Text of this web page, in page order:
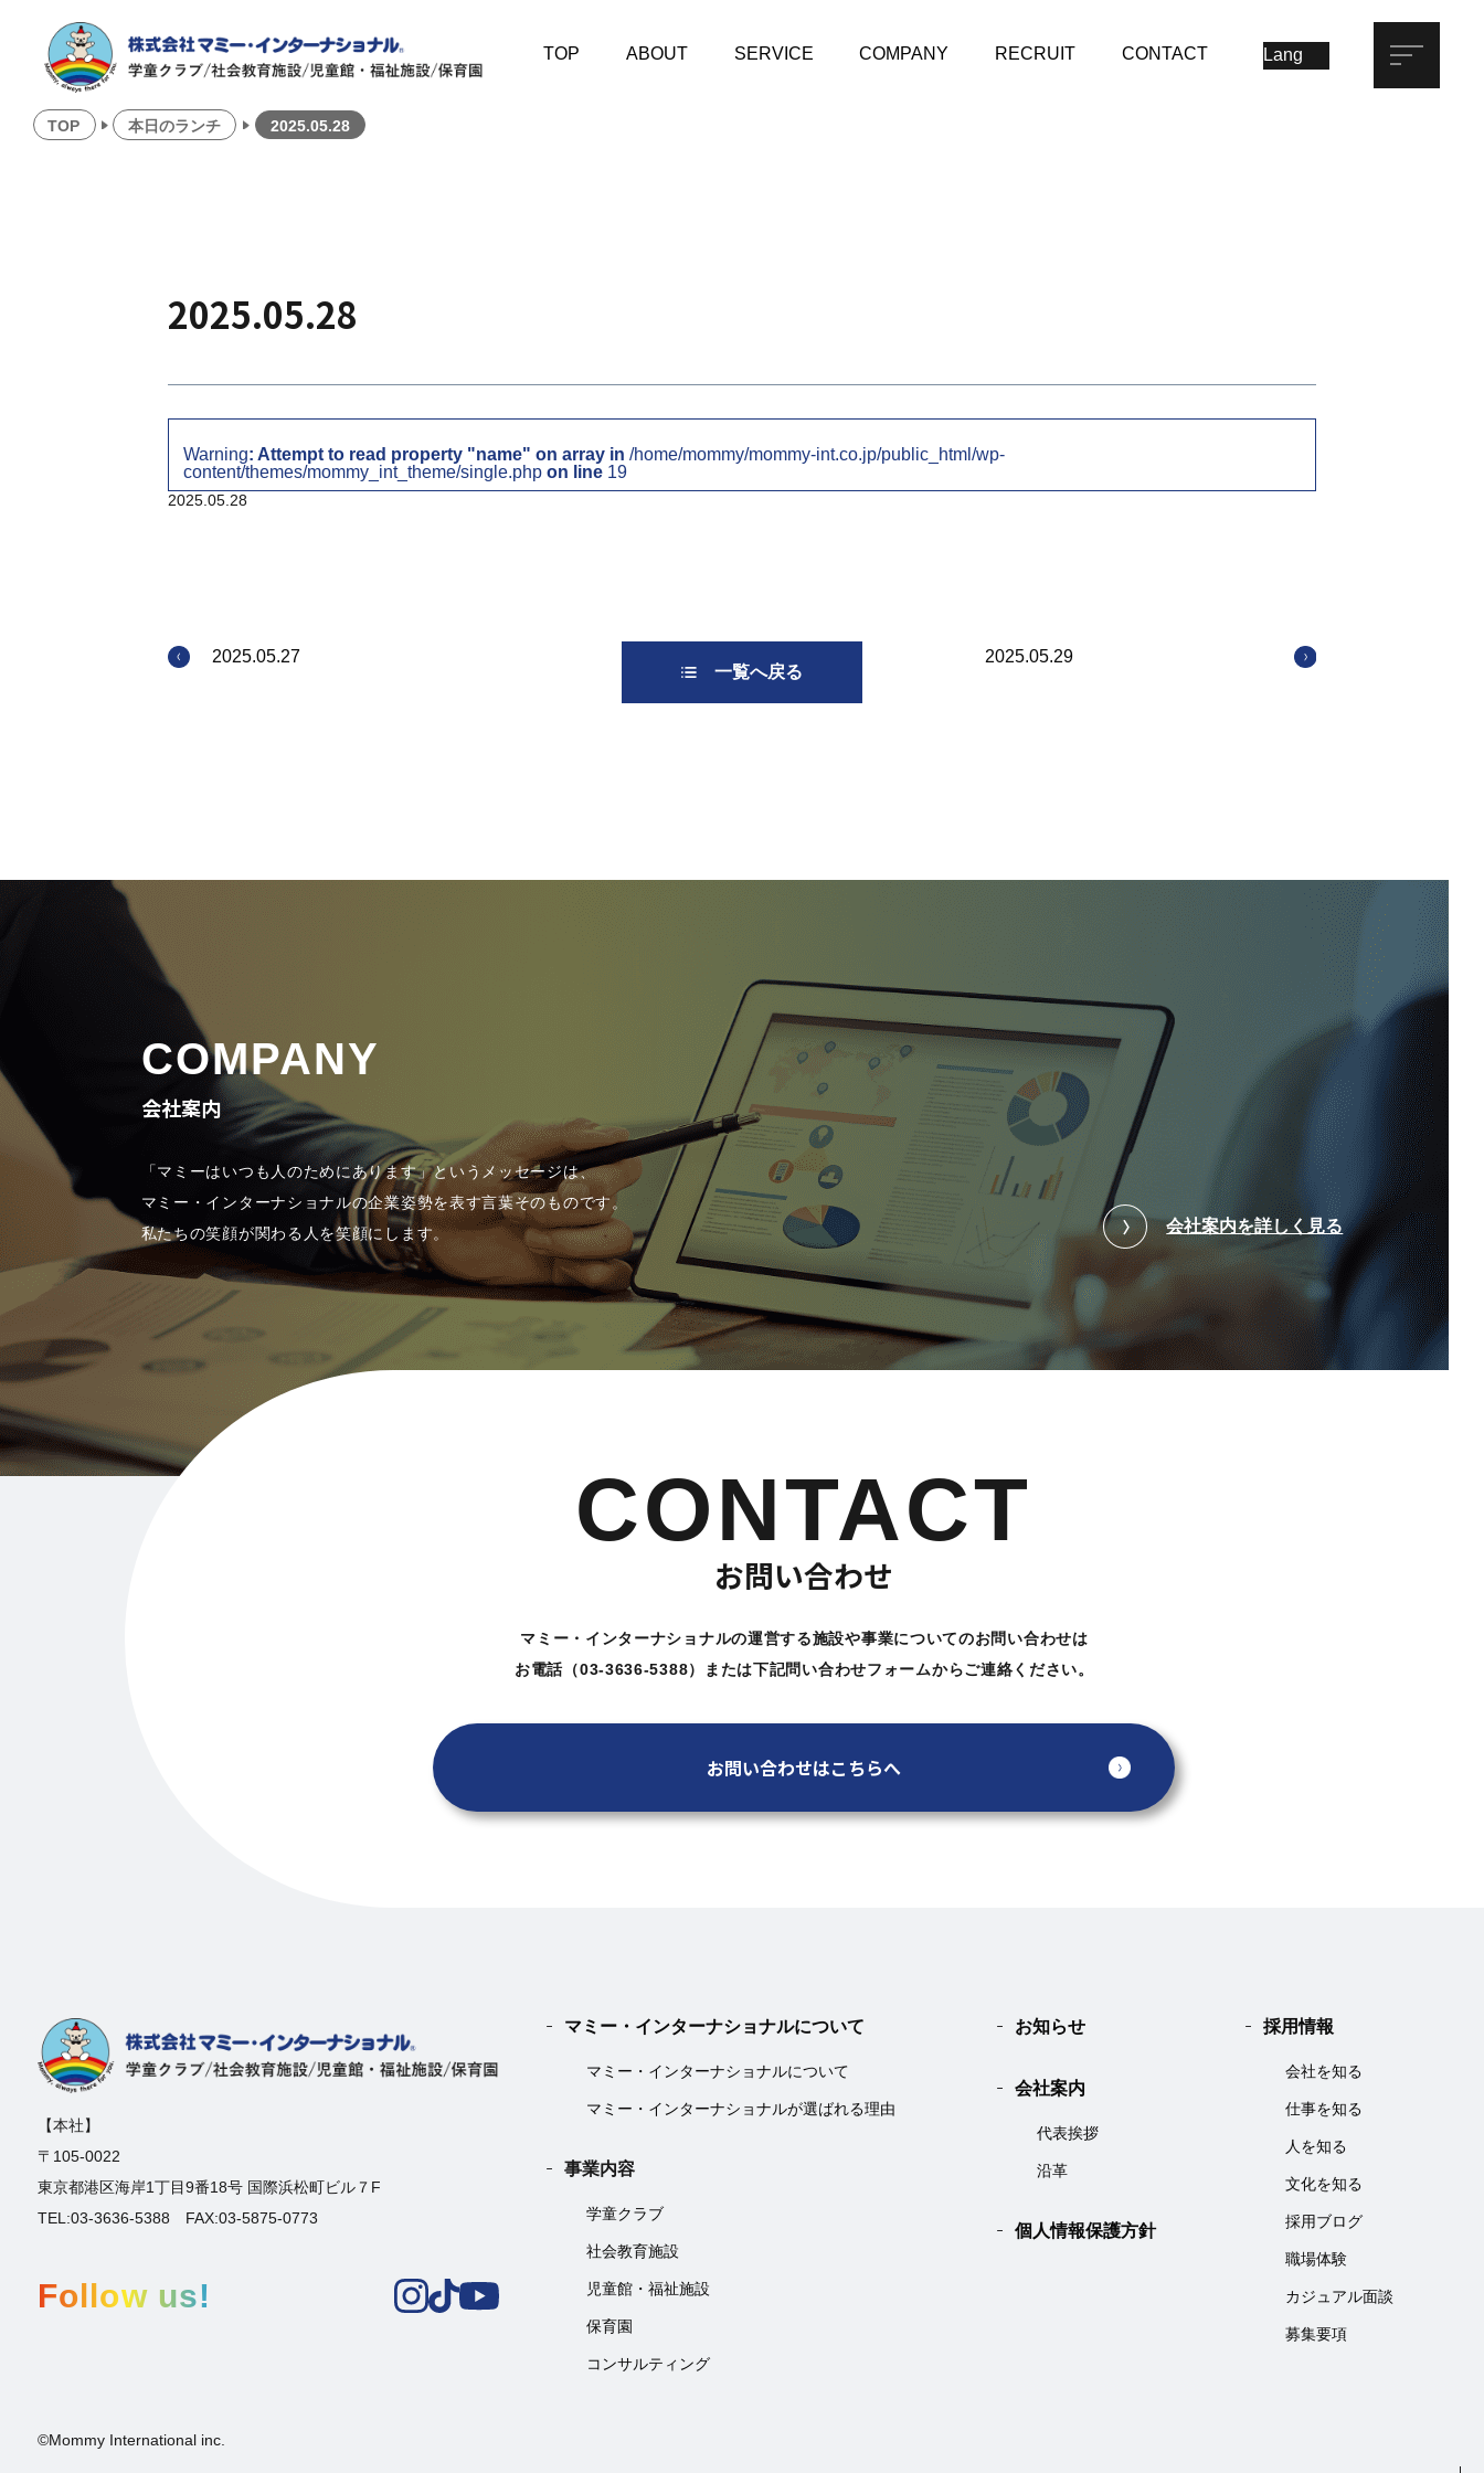
TOP ABOUT SERVICE COMPANY RECRUIT CONTACT
TOP 本日のランチ 2025.05.28
2025.05.28
Warning: Attempt to read property "name" on array in /home/mommy/mommy-int.co.jp/public_html/wp-
content/themes/mommy_int_theme/single.php on line 19
2025.05.28
2025.05.27
一覧へ戻る
2025.05.29
COMPANY
会社案内
「マミーはいつも人のためにあります」というメッセージは、
マミー・インターナショナルの企業姿勢を表す言葉そのものです。
私たちの笑顔が関わる人を笑顔にします。
会社案内を詳しく見る
CONTACT
お問い合わせ
マミー・インターナショナルの運営する施設や事業についてのお問い合わせは
お電話（03-3636-5388）または下記問い合わせフォームからご連絡ください。
お問い合わせはこちらへ
【本社】
〒105-0022
東京都港区海岸1丁目9番18号 国際浜松町ビル７F
TEL:03-3636-5388 FAX:03-5875-0773
Follow us!
マミー・インターナショナルについて
マミー・インターナショナルについて
マミー・インターナショナルが選ばれる理由
事業内容
学童クラブ
社会教育施設
児童館・福祉施設
保育園
コンサルティング
お知らせ
会社案内
代表挨拶
沿革
個人情報保護方針
採用情報
会社を知る
仕事を知る
人を知る
文化を知る
採用ブログ
職場体験
カジュアル面談
募集要項
©Mommy International inc.